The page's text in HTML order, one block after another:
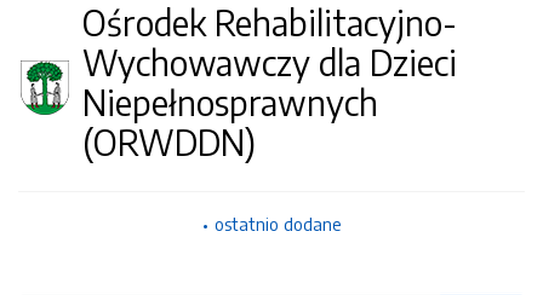
Ośrodek Rehabilitacyjno-
Wychowawczy dla Dzieci
Niepełnosprawnych
(ORWDDN)
ostatnio dodane